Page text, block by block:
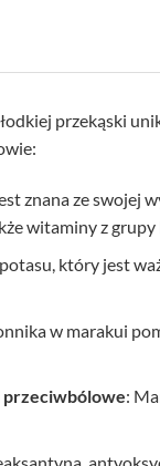
przekąski
znana ze swojej
witaminy z
który jest
w marakui
przeciwbólowe: